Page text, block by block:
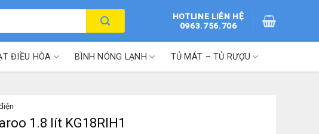
HOTLINE LIÊN HỆ
0963.756.706
ĐIỀU HÒA BÌNH NÓNG LẠNH TỦ MÁT – TỦ RƯỢU
1.8 lít KG18RIH1